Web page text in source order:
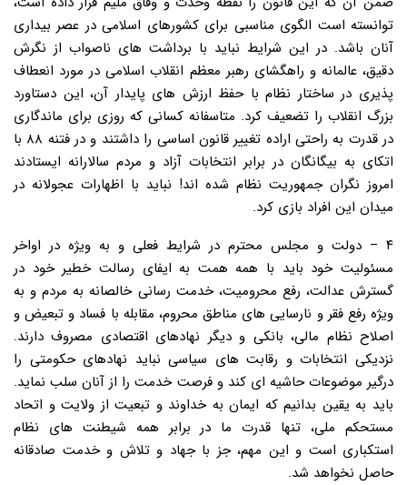
توانسته است الگوی مناسبی برای کشورهای اسلامی در عصر بیداری
آنان باشد. در این شرایط نباید با برداشت های ناصواب از نگرش
دقیق، عالمانه و راهگشای رهبر معظم انقلاب اسلامی در مورد انعطاف
پذیری در ساختار نظام با حفظ ارزش های پایدار آن، این دستاورد
بزرگ انقلاب را تضعیف کرد. متاسفانه کسانی که روزی برای ماندگاری
در قدرت به راحتی اراده تغییر قانون اساسی را داشتند و در فتنه ۸۸ با
اتکای به بیگانگان در برابر انتخابات آزاد و مردم سالارانه ایستادند
امروز نگران جمهوریت نظام شده اند! نباید با اظهارات عجولانه در
میدان این افراد بازی کرد.
۴ – دولت و مجلس محترم در شرایط فعلی و به ویژه در اواخر
مسئولیت خود باید با همه همت به ایفای رسالت خطیر خود در
گسترش عدالت، رفع محرومیت، خدمت رسانی خالصانه به مردم و به
ویژه رفع فقر و نارسایی های مناطق محروم، مقابله با فساد و تبعیض و
اصلاح نظام مالی، بانکی و دیگر نهادهای اقتصادی مصروف دارند.
نزدیکی انتخابات و رقابت های سیاسی نباید نهادهای حکومتی را
درگیر موضوعات حاشیه ای کند و فرصت خدمت را از آنان سلب نماید.
باید به یقین بدانیم که ایمان به خداوند و تبعیت از ولایت و اتحاد
مستحکم ملی، تنها قدرت ما در برابر همه شیطنت های نظام
استکباری است و این مهم، جز با جهاد و تلاش و خدمت صادقانه
حاصل نخواهد شد.